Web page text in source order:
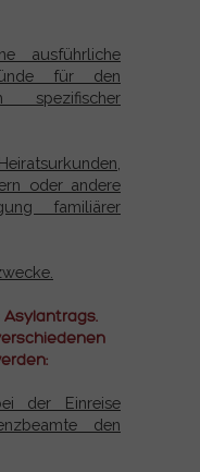
ausführliche
für den
spezifischer
oder andere
familiärer
der Einreise
den